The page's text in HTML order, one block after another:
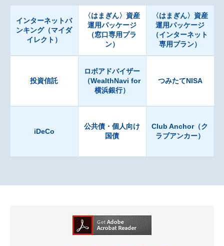
インターネットバ
ンキング（マイダ
イレクト）
〈はまぎん〉資産
運用パッケージ
（窓口専用プラ
ン）
〈はまぎん〉資産
運用パッケージ
（インターネット
専用プラン）
投資信託
ロボアドバイザー
（WealthNavi for
横浜銀行）
つみたてNISA
iDeCo
公共債・個人向け
国債
Club Anchor（ク
ラブアンカー）